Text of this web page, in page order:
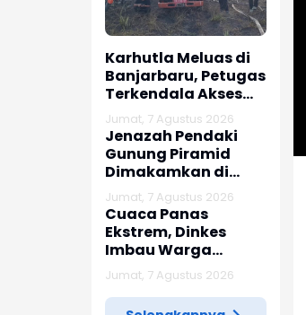
Karhutla Meluas di
Banjarbaru, Petugas
Terkendala Akses
dan Air
Jumat, 7 Agustus 2026
Jenazah Pendaki
Gunung Piramid
Dimakamkan di
Tempat
Kelahirannya,
Lamongan
Jumat, 7 Agustus 2026
Cuaca Panas
Ekstrem, Dinkes
Imbau Warga
Waspadai Dehidrasi
dan "Heat Stroke"
Jumat, 7 Agustus 2026